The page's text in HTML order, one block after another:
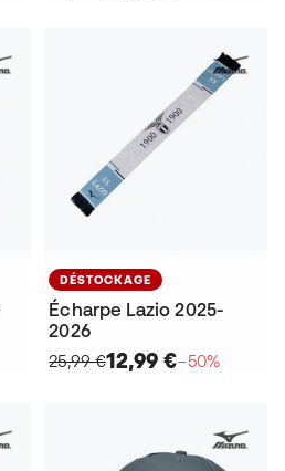
DÉSTOCKAGE
Écharpe Lazio 2025-
2026
25,99 €12,99 €−50%